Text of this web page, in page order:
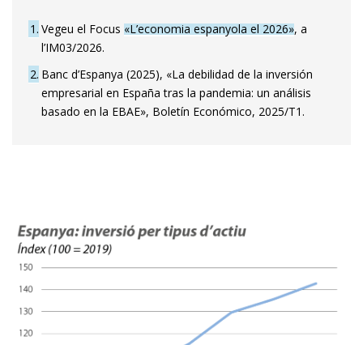
1 Vegeu el Focus «L’economia espanyola el 2026», a
l’IM03/2026.
2 Banc d’Espanya (2025), «La debilidad de la inversión
empresarial en España tras la pandemia: un análisis
basado en la EBAE», Boletín Económico, 2025/T1.